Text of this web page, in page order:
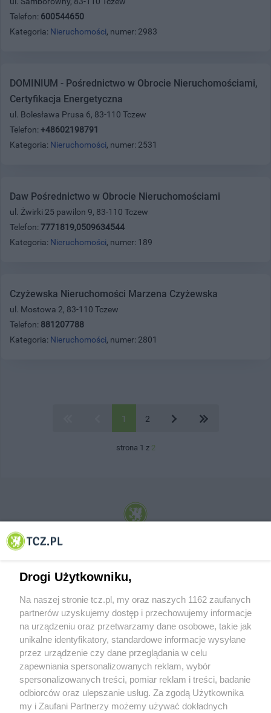
Telefon: 600544650
Kategoria: Nieruchomości, numer: 2983
DOMINIUM - Pośrednictwo w Obrocie Nieruchomościami,
Certyfikacja Energetyczna
ul. Bolesława Prusa 6, 83-110 Tczew
Telefon: +48602198791
Kategoria: Nieruchomości, numer: 2531
Daw Pośrednictwo w Obrocie Nieruchomościami
ul. Żwirki 25 pawilon 9, 83-110 Tczew
Telefon: 7771819,0509634544
Kategoria: Nieruchomości, numer: 189
Czyżewska Nieruchomości Marzena Czyżewska
ul. Mostowa 2, 83-110 Tczew
Telefon: 881207788
Kategoria: Nieruchomości, numer: 2801
1 2
strona 1 z 2
© 2001-2026 Tczew - TCZ.PL Sp. z o.o. Internetowy Serwis Informacyjny Miasta
O FIRMIE POLITYKA PRYWATNOŚCI HOSTING
REKLAMA WSPÓŁPRACA RSS FACEBOOK KONTAKT
Drogi Użytkowniku,
Na naszej stronie tcz.pl, my oraz naszych 1162 zaufanych
partnerów uzyskujemy dostęp i przechowujemy informacje
na urządzeniu oraz przetwarzamy dane osobowe, takie jak
unikalne identyfikatory, standardowe informacje wysyłane
przez urządzenie czy dane przeglądania w celu
zapewniania spersonalizowanych reklam, wybór
spersonalizowanych treści, pomiar reklam i treści, badanie
odbiorców oraz ulepszanie usług. Za zgodą Użytkownika
my i Zaufani Partnerzy możemy używać dokładnych